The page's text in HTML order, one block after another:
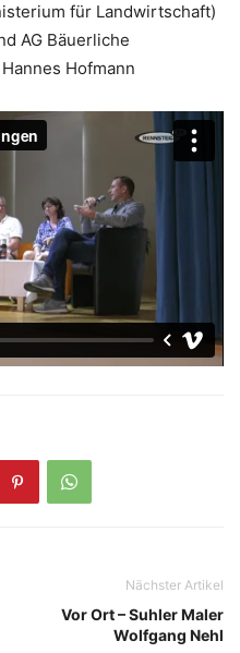
für Landwirtschaft)
AG Bäuerliche
Hofmann
Nächster Artikel
Vor Ort – Suhler Maler
Wolfgang Nehl